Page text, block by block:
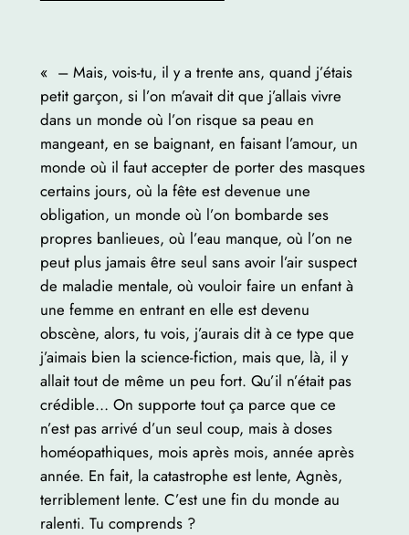
« – Mais, vois-tu, il y a trente ans, quand j’étais
petit garçon, si l’on m’avait dit que j’allais vivre
dans un monde où l’on risque sa peau en
mangeant, en se baignant, en faisant l’amour, un
monde où il faut accepter de porter des masques
certains jours, où la fête est devenue une
obligation, un monde où l’on bombarde ses
propres banlieues, où l’eau manque, où l’on ne
peut plus jamais être seul sans avoir l’air suspect
de maladie mentale, où vouloir faire un enfant à
une femme en entrant en elle est devenu
obscène, alors, tu vois, j’aurais dit à ce type que
j’aimais bien la science-fiction, mais que, là, il y
allait tout de même un peu fort. Qu’il n’était pas
crédible… On supporte tout ça parce que ce
n’est pas arrivé d’un seul coup, mais à doses
homéopathiques, mois après mois, année après
année. En fait, la catastrophe est lente, Agnès,
terriblement lente. C’est une fin du monde au
ralenti. Tu comprends ?